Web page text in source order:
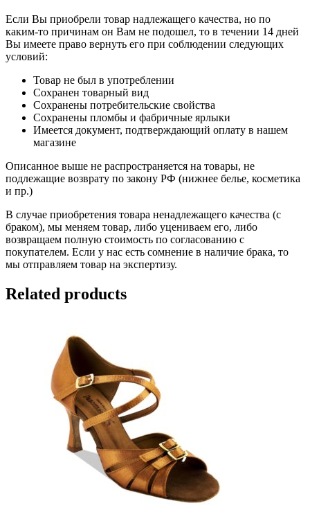
Если Вы приобрели товар надлежащего качества, но по
каким-то причинам он Вам не подошел, то в течении 14 дней
Вы имеете право вернуть его при соблюдении следующих
условий:
Товар не был в употреблении
Сохранен товарный вид
Сохранены потребительские свойства
Сохранены пломбы и фабричные ярлыки
Имеется документ, подтверждающий оплату в нашем
магазине
Описанное выше не распространяется на товары, не
подлежащие возврату по закону РФ (нижнее белье, косметика
и пр.)
В случае приобретения товара ненадлежащего качества (с
браком), мы меняем товар, либо уцениваем его, либо
возвращаем полную стоимость по согласованию с
покупателем. Если у нас есть сомнение в наличие брака, то
мы отправляем товар на экспертизу.
Related products